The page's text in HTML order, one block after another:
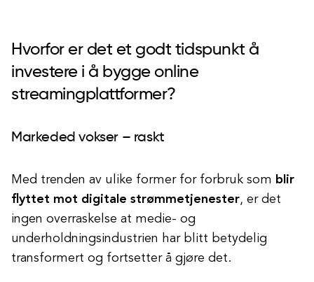
Hvorfor er det et godt tidspunkt å
investere i å bygge online
streamingplattformer?
Markeded vokser – raskt
Med trenden av ulike former for forbruk som blir
flyttet mot digitale strømmetjenester, er det
ingen overraskelse at medie- og
underholdningsindustrien har blitt betydelig
transformert og fortsetter å gjøre det.